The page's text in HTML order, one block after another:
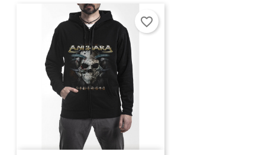
favorite_border